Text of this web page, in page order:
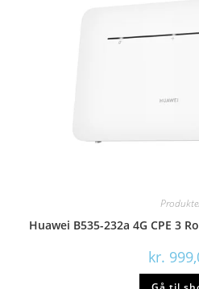
Huawei B535-232a 4G CPE 3
kr.